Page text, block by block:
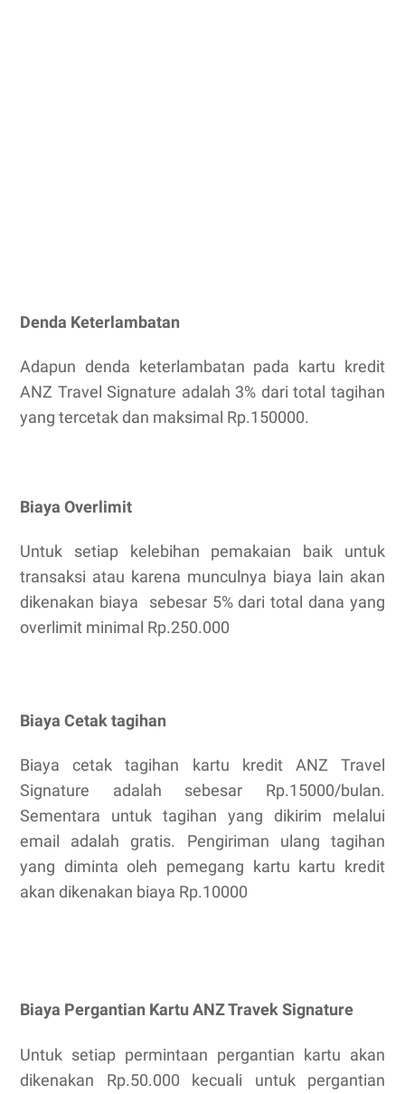
Denda Keterlambatan
Adapun denda keterlambatan pada kartu kredit
ANZ Travel Signature adalah 3% dari total tagihan
yang tercetak dan maksimal Rp.150000.
Biaya Overlimit
Untuk setiap kelebihan pemakaian baik untuk
transaksi atau karena munculnya biaya lain akan
dikenakan biaya sebesar 5% dari total dana yang
overlimit minimal Rp.250.000
Biaya Cetak tagihan
Biaya cetak tagihan kartu kredit ANZ Travel
Signature adalah sebesar Rp.15000/bulan.
Sementara untuk tagihan yang dikirim melalui
email adalah gratis. Pengiriman ulang tagihan
yang diminta oleh pemegang kartu kartu kredit
akan dikenakan biaya Rp.10000
Biaya Pergantian Kartu ANZ Travek Signature
Untuk setiap permintaan pergantian kartu akan
dikenakan Rp.50.000 kecuali untuk pergantian